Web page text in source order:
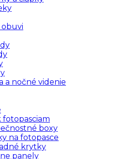
a nočné videnie
boxy
na fotopasce
krytky
panely